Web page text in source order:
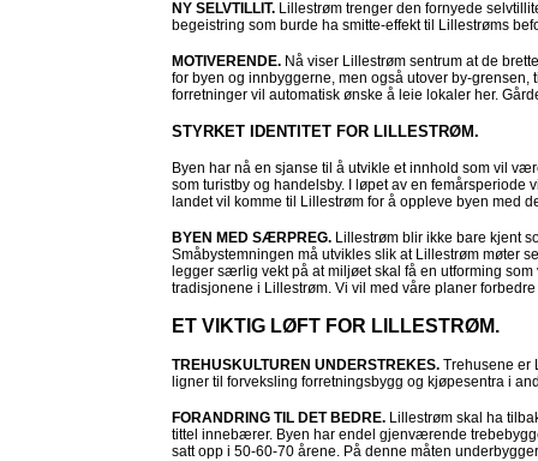
NY SELVTILLIT. Lillestrøm trenger den fornyede
begeistring som burde ha smitte-effekt til Lillestrøms
MOTIVERENDE. Nå viser Lillestrøm sentrum at de
for byen og innbyggerne, men også utover by-
forretninger vil automatisk ønske å leie lokaler her.
STYRKET IDENTITET FOR LILLESTRØM.
Byen har nå en sjanse til å utvikle et innhold som vil
som turistby og handelsby. I løpet av en femårsperiode
landet vil komme til Lillestrøm for å oppleve byen med
BYEN MED SÆRPREG. Lillestrøm blir ikke bare kjent
Småbystemningen må utvikles slik at Lillestrøm møter
legger særlig vekt på at miljøet skal få en utforming
tradisjonene i Lillestrøm. Vi vil med våre planer
ET VIKTIG LØFT FOR LILLESTRØM.
TREHUSKULTUREN UNDERSTREKES. Trehusene er
ligner til forveksling forretningsbygg og kjøpesentra i
FORANDRING TIL DET BEDRE. Lillestrøm skal ha
tittel innebærer. Byen har endel gjenværende
satt opp i 50-60-70 årene. På denne måten